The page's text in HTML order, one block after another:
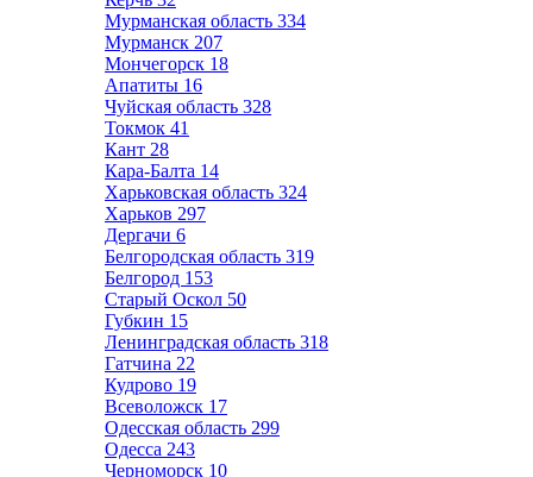
Мурманская область 334
Мурманск 207
Мончегорск 18
Апатиты 16
Чуйская область 328
Токмок 41
Кант 28
Кара-Балта 14
Харьковская область 324
Харьков 297
Дергачи 6
Белгородская область 319
Белгород 153
Старый Оскол 50
Губкин 15
Ленинградская область 318
Гатчина 22
Кудрово 19
Всеволожск 17
Одесская область 299
Одесса 243
Черноморск 10